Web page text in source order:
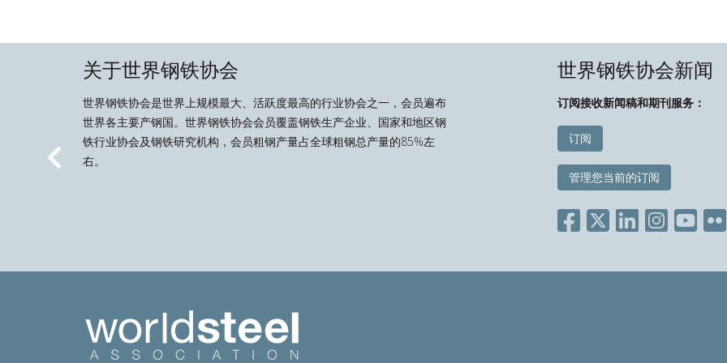
关于世界钢铁协会
世界钢铁协会是世界上规模最大、活跃度最高的行业协会之一，会员遍布
世界各主要产钢国。世界钢铁协会会员覆盖钢铁生产企业、国家和地区钢
铁行业协会及钢铁研究机构，会员粗钢产量占全球粗钢总产量的85%左
右。
世界钢铁协会新闻
订阅接收新闻稿和期刊服务：
订阅
管理您当前的订阅
Previous